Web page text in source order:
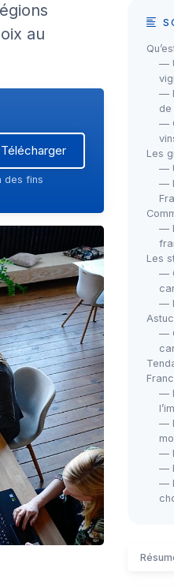
au
des fins
—
—
de
—
Les
—
—
—
Les
—
—
—
—
—
—
—
—